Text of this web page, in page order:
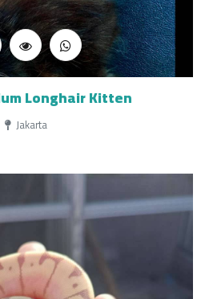
Longhair Kitten
Jakarta